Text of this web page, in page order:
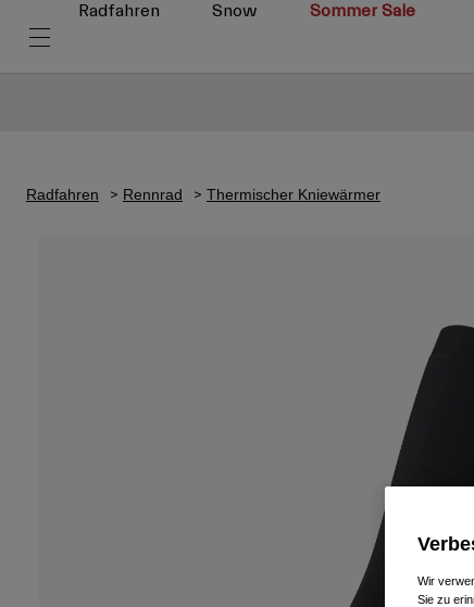
Radfahren Snow Sommer Sale
Radfahren Rennrad Thermischer Kniewärmer
Wir
Sie zu